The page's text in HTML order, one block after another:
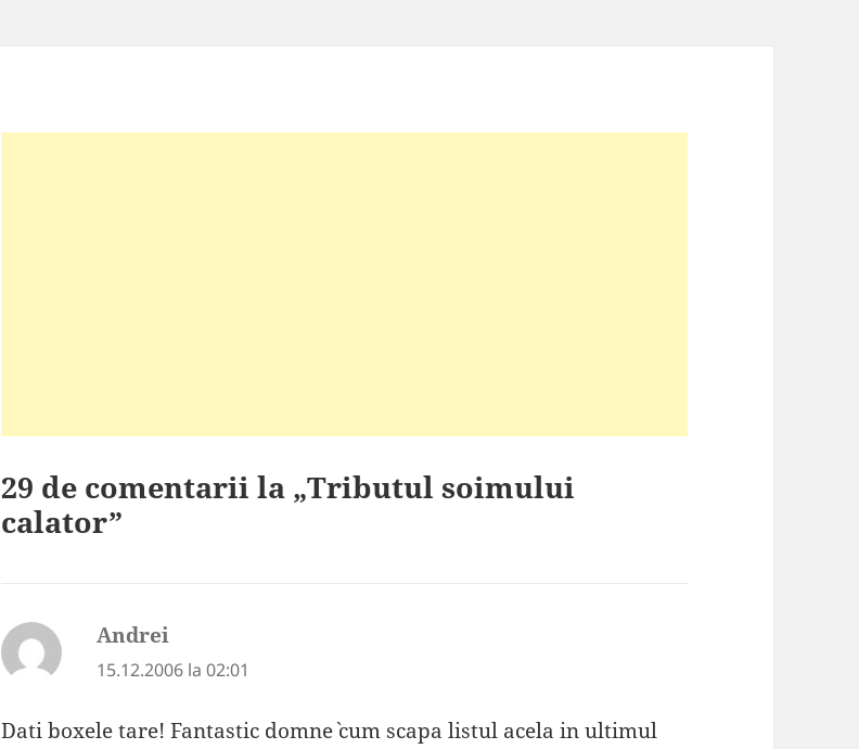
29 de comentarii la „Tributul soimului
calator”
Andrei
15.12.2006 la 02:01
Dati boxele tare! Fantastic domne` cum scapa listul acela in ultimul